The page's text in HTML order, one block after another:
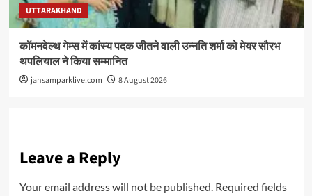
UTTARAKHAND
कॉमनवेल्थ गेम्स में कांस्य पदक जीतने वाली उन्नति शर्मा को मेयर सौरभ
थपलियाल ने किया सम्मानित
jansamparklive.com 8 August 2026
Leave a Reply
Your email address will not be published. Required fields